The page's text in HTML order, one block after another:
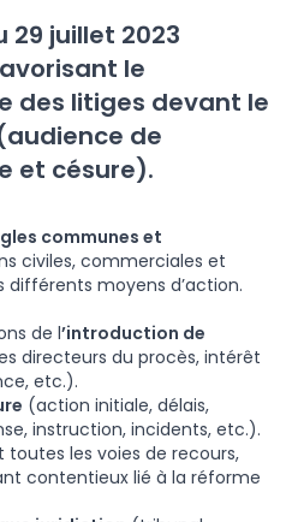
29 juillet 2023
le
des litiges devant le
de
et césure).
communes et
civiles, commerciales et
différents moyens d’action.
de l’introduction de
directeurs du procès, intérêt
etc.).
(action initiale, délais,
instruction, incidents, etc.).
les voies de recours,
contentieux lié à la réforme